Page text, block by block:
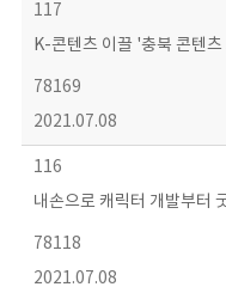
117
K-콘텐츠 이끌 '충북 콘텐
78169
2021.07.08
116
내손으로 캐릭터 개발부터
78118
2021.07.08